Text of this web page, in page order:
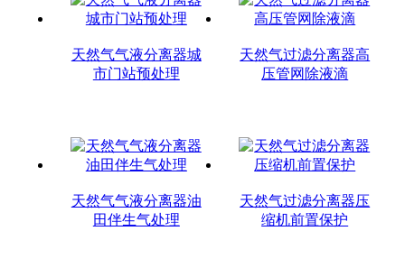
天然气气液分离器城
市门站预处理
天然气过滤分离器高
压管网除液滴
天然气气液分离器油
田伴生气处理
天然气过滤分离器压
缩机前置保护